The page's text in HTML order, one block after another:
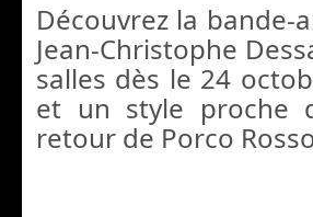
Découvrez la bande-
Jean-Christophe
salles dès le 24
et un style proche
retour de Porco